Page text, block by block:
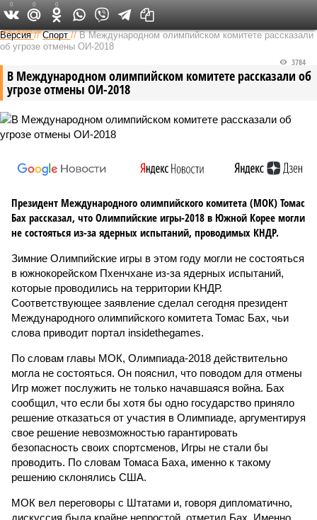
Федеральный выпуск
Версия //Спорт //В Международном олимпийском комитете рассказали
об угрозе отмены ОИ-2018
В Международном олимпийском комитете рассказали об
угрозе отмены ОИ-2018
3784
Президент Международного олимпийского комитета (МОК) Томас
Бах рассказал, что Олимпийские игры-2018 в Южной Корее могли
не состояться из-за ядерных испытаний, проводимых КНДР.
Зимние Олимпийские игры в этом году могли не состояться
в южнокорейском Пхенчхане из-за ядерных испытаний,
которые проводились на территории КНДР.
Соответствующее заявление сделал сегодня президент
Международного олимпийского комитета Томас Бах, чьи
слова приводит портал insidethegames.
По словам главы МОК, Олимпиада-2018 действительно
могла не состояться. Он пояснил, что поводом для отмены
Игр может послужить не только начавшаяся война. Бах
сообщил, что если бы хотя бы одно государство приняло
решение отказаться от участия в Олимпиаде, аргументируя
свое решение невозможностью гарантировать
безопасность своих спортсменов, Игры не стали бы
проводить. По словам Томаса Баха, именно к такому
решению склонялись США.
МОК вел переговоры с Штатами и, говоря дипломатично,
дискуссия была крайне непростой, отметил Бах. Именно
0 0 0